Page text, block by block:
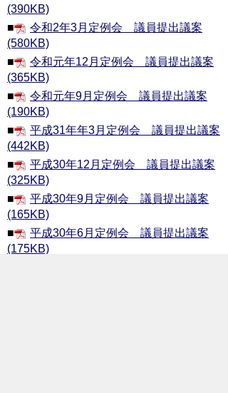
(390KB)
■
令和2年3月定例会 議員提出議案
(580KB)
■
令和元年12月定例会 議員提出議案
(365KB)
■
令和元年9月定例会 議員提出議案
(190KB)
■
平成31年年3月定例会 議員提出議案
(442KB)
■
平成30年12月定例会 議員提出議案
(325KB)
■
平成30年9月定例会 議員提出議案
(165KB)
■
平成30年6月定例会 議員提出議案
(175KB)